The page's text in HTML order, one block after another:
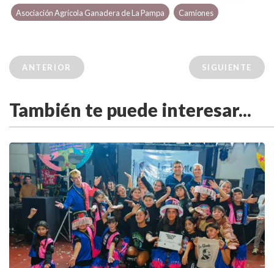
Asociación Agrícola Ganadera de La Pampa Camiones
ANTERIOR SIGUIENTE
También te puede interesar...